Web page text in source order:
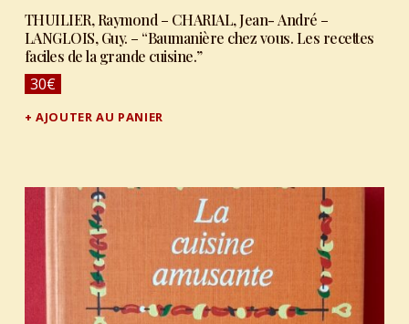
THUILIER, Raymond – CHARIAL, Jean- André –
LANGLOIS, Guy. – “Baumanière chez vous. Les recettes
faciles de la grande cuisine.”
30€
AJOUTER AU PANIER